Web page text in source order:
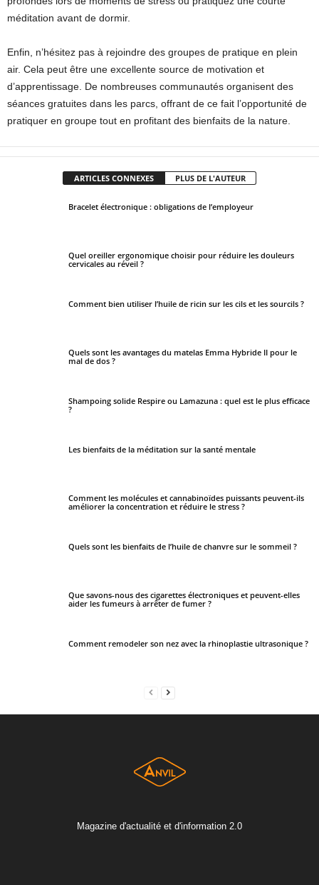
méditation avant de dormir.
Enfin, n’hésitez pas à rejoindre des groupes de pratique en plein
air. Cela peut être une excellente source de motivation et
d’apprentissage. De nombreuses communautés organisent des
séances gratuites dans les parcs, offrant de ce fait l’opportunité de
pratiquer en groupe tout en profitant des bienfaits de la nature.
ARTICLES CONNEXES PLUS DE L'AUTEUR
Bracelet électronique : obligations de l’employeur
Quel oreiller ergonomique choisir pour réduire les douleurs
cervicales au réveil ?
Comment bien utiliser l’huile de ricin sur les cils et les sourcils ?
Quels sont les avantages du matelas Emma Hybride II pour le
mal de dos ?
Shampoing solide Respire ou Lamazuna : quel est le plus efficace
?
Les bienfaits de la méditation sur la santé mentale
Comment les molécules et cannabinoïdes puissants peuvent-ils
améliorer la concentration et réduire le stress ?
Quels sont les bienfaits de l’huile de chanvre sur le sommeil ?
Que savons-nous des cigarettes électroniques et peuvent-elles
aider les fumeurs à arrêter de fumer ?
Comment remodeler son nez avec la rhinoplastie ultrasonique ?
Magazine d'actualité et d'information 2.0